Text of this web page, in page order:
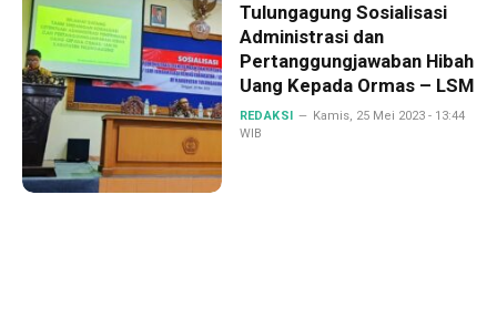
Tulungagung Sosialisasi
Administrasi dan
Pertanggungjawaban Hibah
Uang Kepada Ormas – LSM
REDAKSI
Kamis, 25 Mei 2023 - 13:44
WIB